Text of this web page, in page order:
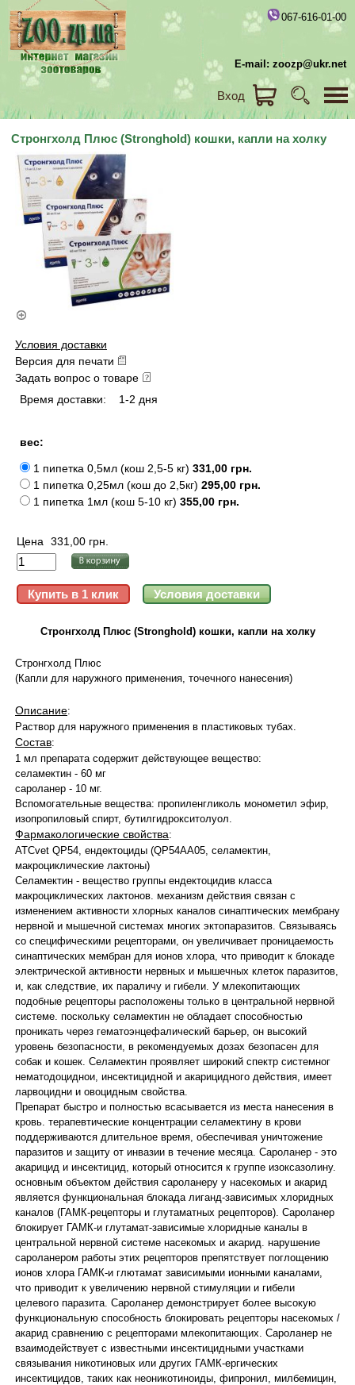
067-616-01-00
E-mail: zoozp@ukr.net
Вход
Стронгхолд Плюс (Stronghold) кошки, капли на холку
Условия доставки
Версия для печати
Задать вопрос о товаре
Время доставки:
1-2 дня
вес:
1 пипетка 0,5мл (кош 2,5-5 кг) 331,00 грн.
1 пипетка 0,25мл (кош до 2,5кг) 295,00 грн.
1 пипетка 1мл (кош 5-10 кг) 355,00 грн.
Цена 331,00 грн.
Стронгхолд Плюс (Stronghold) кошки, капли на холку
Стронгхолд Плюс
(Капли для наружного применения, точечного нанесения)
Описание:
Раствор для наружного применения в пластиковых тубах.
Состав:
1 мл препарата содержит действующее вещество:
селамектин - 60 мг
сароланер - 10 мг.
Вспомогательные вещества: пропиленгликоль монометил эфир,
изопропиловый спирт, бутилгидрокситолуол.
Фармакологические свойства:
ATCvet QP54, eндeктoциды (QP54AA05, селамектин,
макроциклические лактоны)
Селамектин - вещество группы ендектоцидив класса
макроциклических лактонов. механизм действия связан с
изменением активности хлорных каналов синаптических мембрану
нервной и мышечной системах многих эктопаразитов. Связываясь
со специфическими рецепторами, он увеличивает проницаемость
синаптических мембран для ионов хлора, что приводит к блокаде
электрической активности нервных и мышечных клеток паразитов,
и, как следствие, их параличу и гибели. У млекопитающих
подобные рецепторы расположены только в центральной нервной
системе. поскольку селамектин не обладает способностью
проникать через гематоэнцефалический барьер, он высокий
уровень безопасности, в рекомендуемых дозах безопасен для
собак и кошек. Селамектин проявляет широкий спектр системног
нематодоциднои, инсектицидной и акарицидного действия, имеет
ларвоцидни и овоцидным свойства.
Препарат быстро и полностью всасывается из места нанесения в
кровь. терапевтические концентрации селамектину в крови
поддерживаются длительное время, обеспечивая уничтожение
паразитов и защиту от инвазии в течение месяца. Сароланер - это
акарицид и инсектицид, который относится к группе изоксазолину.
основным объектом действия сaрoланеру у насекомых и акарид
является функциональная блокада лиганд-зависимых хлоридных
каналов (ГАМК-рецепторы и глутаматных рецепторов). Caрoлaнeр
блокирует ГАМК-и глутамат-зависимые хлоридные каналы в
центральной нервной системе насекомых и акарид. нарушение
сароланером работы этих рецепторов препятствует поглощению
ионов хлора ГАМК-и глютамат зависимыми ионными каналами,
что приводит к увеличению нервной стимуляции и гибели
целевого паразита. Сароланер демонстрирует более высокую
функциональную способность блокировать рецепторы насекомых /
акарид сравнению с рецепторами млекопитающих. Сароланер не
взаимодействует с известными инсектицидными участками
связывания никотиновых или других ГАМК-ергических
инсектицидов, таких как неоникотиноиды, фипронил, милбемицин,